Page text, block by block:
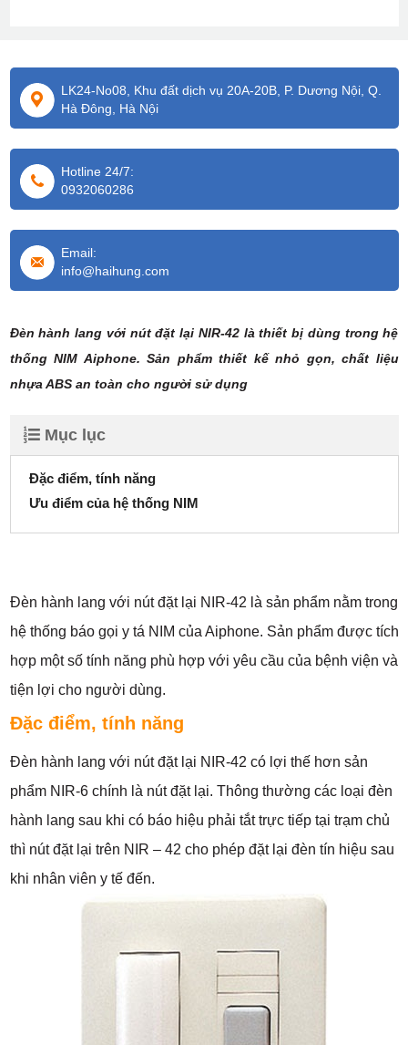
LK24-No08, Khu đất dịch vụ 20A-20B, P. Dương Nội, Q.
Hà Đông, Hà Nội
Hotline 24/7:
0932060286
Email:
info@haihung.com
Đèn hành lang với nút đặt lại NIR-42 là thiết bị dùng trong hệ
thống NIM Aiphone. Sản phẩm thiết kế nhỏ gọn, chất liệu
nhựa ABS an toàn cho người sử dụng
Mục lục
Đặc điểm, tính năng
Ưu điểm của hệ thống NIM
Đèn hành lang với nút đặt lại NIR-42 là sản phẩm nằm trong
hệ thống báo gọi y tá NIM của Aiphone. Sản phẩm được tích
hợp một số tính năng phù hợp với yêu cầu của bệnh viện và
tiện lợi cho người dùng.
Đặc điểm, tính năng
Đèn hành lang với nút đặt lại NIR-42 có lợi thế hơn sản
phẩm NIR-6 chính là nút đặt lại. Thông thường các loại đèn
hành lang sau khi có báo hiệu phải tắt trực tiếp tại trạm chủ
thì nút đặt lại trên NIR – 42 cho phép đặt lại đèn tín hiệu sau
khi nhân viên y tế đến.